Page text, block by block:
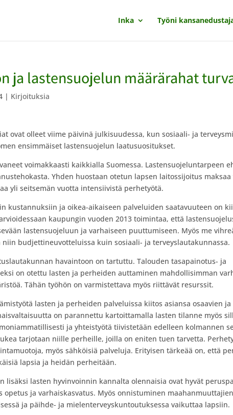
Inka Työni
ja lastensuojelun määrärahat
| Kirjoituksia
ovat olleet viime päivinä julkisuudessa, kun sosiaali- ja
ensimmäiset lastensuojelun laatusuositukset.
voimakkaasti kaikkialla Suomessa. Lastensuojeluntarpeen
Yhden huostaan otetun lapsen laitossijoitus maksaa
yli seitsemän vuotta intensiivistä perhetyötä.
kustannuksiin ja oikea-aikaiseen palveluiden saatavuuteen on
kaupungin vuoden 2013 toimintaa, että
lastensuojeluun ja varhaiseen puuttumiseen. Myös me
budjettineuvotteluissa kuin sosiaali- ja terveyslautakunnassa.
havaintoon on tartuttu. Talouden tasapainotus- ja
on otettu lasten ja perheiden auttaminen mahdollisimman
Tähän työhön on varmistettava myös riittävät resurssit.
lasten ja perheiden palveluissa kiitos asiansa osaavien ja
on parannettu kartoittamalla lasten tilanne myös
ja yhteistyötä tiivistetään edelleen kolmannen
tarjotaan niille perheille, joilla on eniten tuen tarvetta.
myös sähköisiä palveluja. Erityisen tärkeää on, että
lapsia ja heidän perheitään.
lisäksi lasten hyvinvoinnin kannalta olennaisia ovat hyvät
opetus ja varhaiskasvatus. Myös onnistuminen maahanmuuttajien
ja päihde- ja mielenterveyskuntoutuksessa vaikuttaa lapsiin.